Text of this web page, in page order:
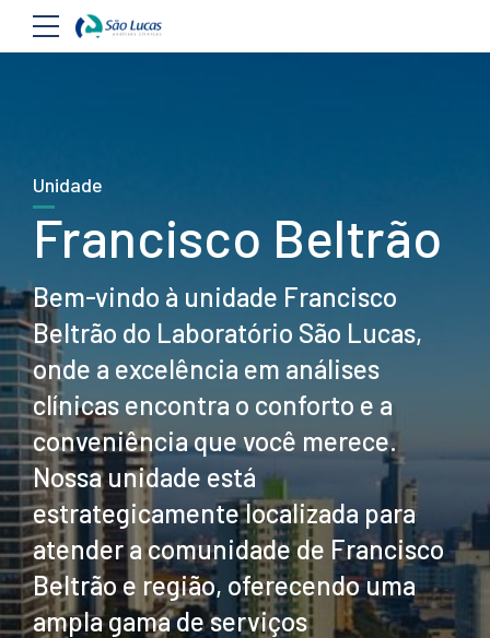
Unidade
Francisco Beltrão
Bem-vindo à unidade Francisco
Beltrão do Laboratório São Lucas,
onde a excelência em análises
clínicas encontra o conforto e a
conveniência que você merece.
Nossa unidade está
estrategicamente localizada para
atender a comunidade de Francisco
Beltrão e região, oferecendo uma
ampla gama de serviços